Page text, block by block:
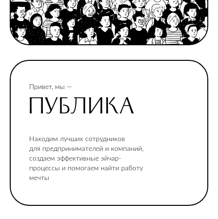
ПУБЛИКА
Находим лучших сотрудников
для предпринимателей и компаний,
создаем эффективные эйчар-
процессы и помогаем найти работу
мечты
Привет, мы —